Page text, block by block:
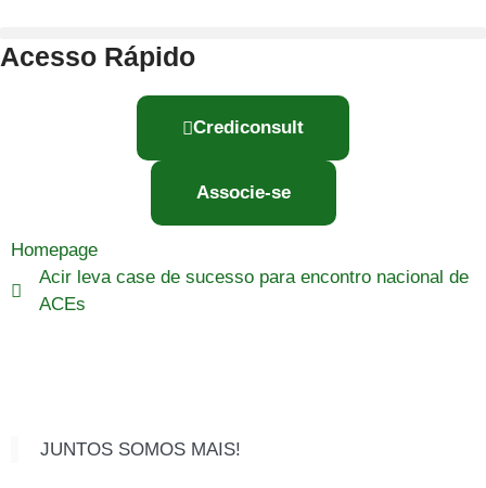
Acesso Rápido
Crediconsult
Associe-se
Homepage
Acir leva case de sucesso para encontro nacional de
ACEs
JUNTOS SOMOS MAIS!